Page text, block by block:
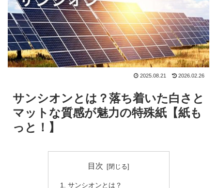
2025.08.21 2026.02.26
サンシオンとは？落ち着いた白さと
マットな質感が魅力の特殊紙【紙も
っと！】
目次
サンシオンとは？